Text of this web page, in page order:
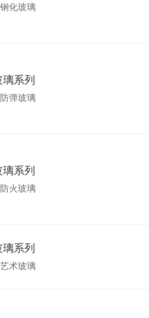
钢化玻璃
系列
防弹玻璃
系列
防火玻璃
系列
艺术玻璃